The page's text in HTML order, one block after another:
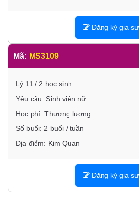
Đăng ký gia sư
Mã: MS3109
Lý 11 / 2 học sinh
Yêu cầu: Sinh viên nữ
Học phí: Thương lượng
Số buổi: 2 buổi / tuần
Địa điểm: Kim Quan
Đăng ký gia sư